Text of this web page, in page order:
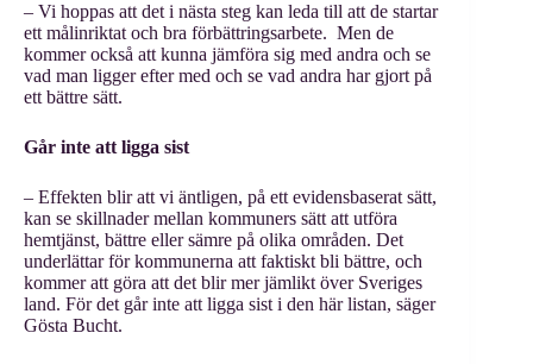
– Vi hoppas att det i nästa steg kan leda till att de startar
ett målinriktat och bra förbättringsarbete. Men de
kommer också att kunna jämföra sig med andra och se
vad man ligger efter med och se vad andra har gjort på
ett bättre sätt.
Går inte att ligga sist
– Effekten blir att vi äntligen, på ett evidensbaserat sätt,
kan se skillnader mellan kommuners sätt att utföra
hemtjänst, bättre eller sämre på olika områden. Det
underlättar för kommunerna att faktiskt bli bättre, och
kommer att göra att det blir mer jämlikt över Sveriges
land. För det går inte att ligga sist i den här listan, säger
Gösta Bucht.